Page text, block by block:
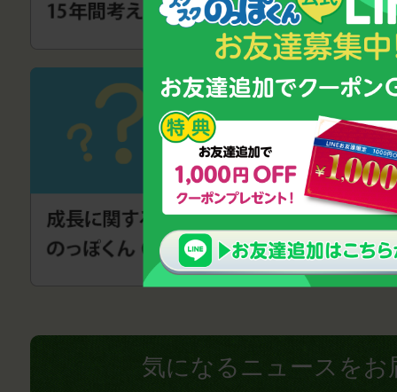
気になるニュースをお